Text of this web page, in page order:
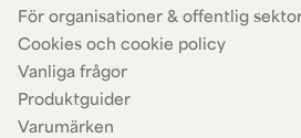
För organisationer & offentlig
Cookies och cookie policy
Vanliga frågor
Produktguider
Varumärken